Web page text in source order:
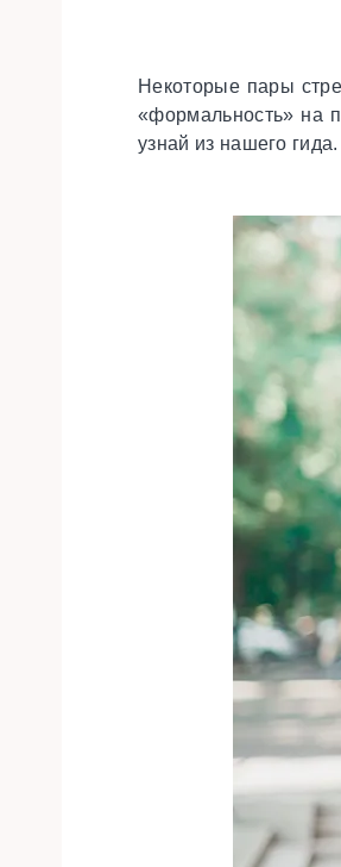
Некоторые пары
«формальность» на
узнай из нашего гида.